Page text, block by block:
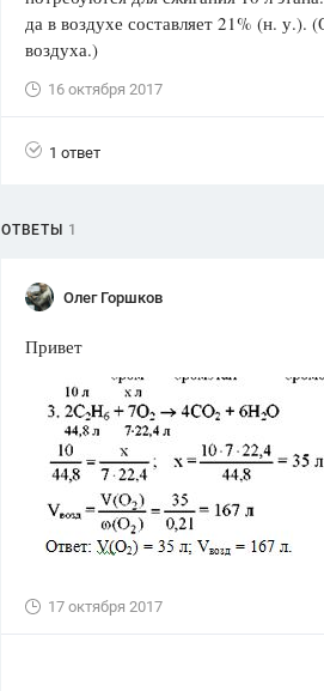
Вузы
ответа
ГИА
да в воздухе составляет 21% (н. у.).
воздуха.)
16 октября 2017
1 ответ
ОТВЕТЫ 1
Олег Горшков
Привет
17 октября 2017